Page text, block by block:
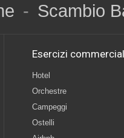
- Scambio
Esercizi
Hotel
Orchestre
Campeggi
Ostelli